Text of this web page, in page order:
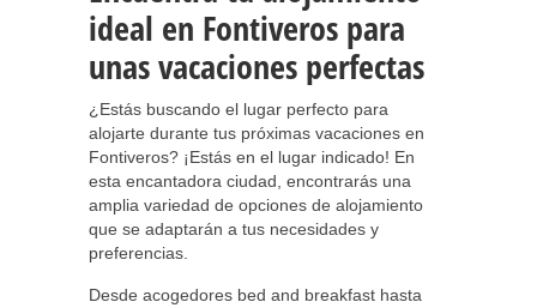
ideal en Fontiveros para
unas vacaciones perfectas
¿Estás buscando el lugar perfecto para
alojarte durante tus próximas vacaciones en
Fontiveros? ¡Estás en el lugar indicado! En
esta encantadora ciudad, encontrarás una
amplia variedad de opciones de alojamiento
que se adaptarán a tus necesidades y
preferencias.
Desde acogedores bed and breakfast hasta